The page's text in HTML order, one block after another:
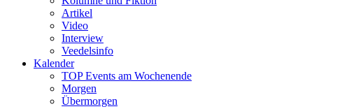
Artikel
Video
Interview
Veedelsinfo
Kalender
TOP Events am Wochenende
Morgen
Übermorgen